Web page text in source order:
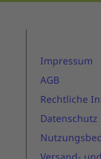
Impressum
AGB
Rechtliche
Datenschutz